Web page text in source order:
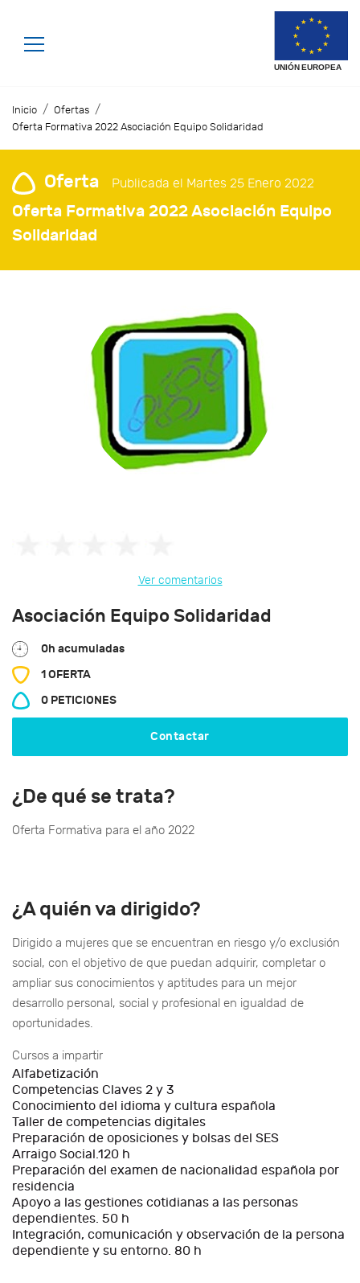
Inicio / Ofertas /
Oferta Formativa 2022 Asociación Equipo Solidaridad
Oferta Publicada el Martes 25 Enero 2022
Oferta Formativa 2022 Asociación Equipo
Solidaridad
Ver comentarios
Asociación Equipo Solidaridad
0h acumuladas
1 OFERTA
0 PETICIONES
Contactar
¿De qué se trata?
Oferta Formativa para el año 2022
¿A quién va dirigido?
Dirigido a mujeres que se encuentran en riesgo y/o exclusión
social, con el objetivo de que puedan adquirir, completar o
ampliar sus conocimientos y aptitudes para un mejor
desarrollo personal, social y profesional en igualdad de
oportunidades.
Cursos a impartir
Alfabetización
Competencias Claves 2 y 3
Conocimiento del idioma y cultura española
Taller de competencias digitales
Preparación de oposiciones y bolsas del SES
Arraigo Social.120 h
Preparación del examen de nacionalidad española por
residencia
Apoyo a las gestiones cotidianas a las personas
dependientes. 50 h
Integración, comunicación y observación de la persona
dependiente y su entorno. 80 h